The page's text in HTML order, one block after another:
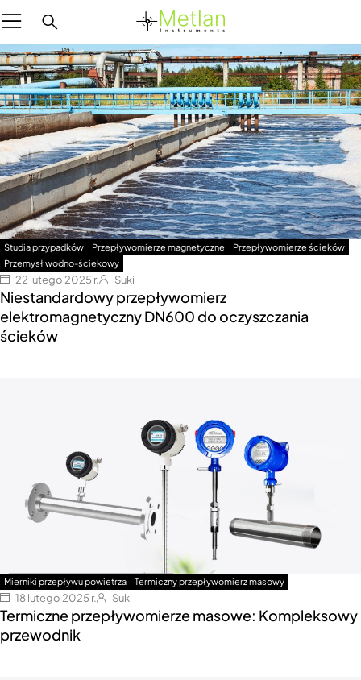
Studia przypadków Przepływomierze magnetyczne
Przepływomierze ścieków
Przemysł wodno-ściekowy
22 lutego 2025 r. Suki
Niestandardowy przepływomierz
elektromagnetyczny DN600 do oczyszczania
ścieków
Mierniki przepływu powietrza Termiczny przepływomierz masowy
18 lutego 2025 r. Suki
Termiczne przepływomierze masowe: Kompleksowy
przewodnik